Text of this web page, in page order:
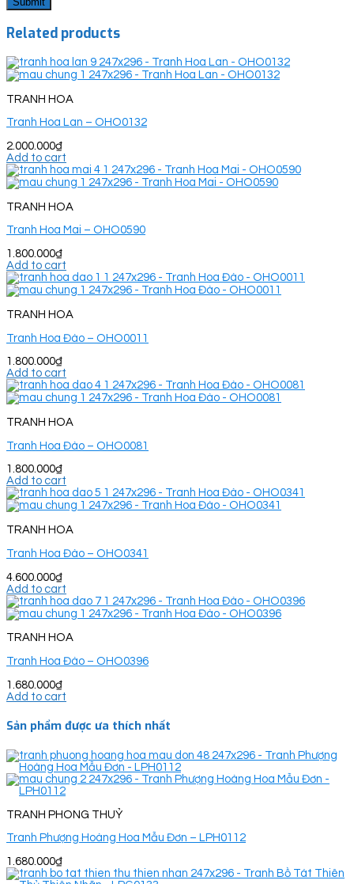
Related products
TRANH HOA
Tranh Hoa Lan – OHO0132
2.000.000₫
Add to cart
TRANH HOA
Tranh Hoa Mai – OHO0590
1.800.000₫
Add to cart
TRANH HOA
Tranh Hoa Đào – OHO0011
1.800.000₫
Add to cart
TRANH HOA
Tranh Hoa Đào – OHO0081
1.800.000₫
Add to cart
TRANH HOA
Tranh Hoa Đào – OHO0341
4.600.000₫
Add to cart
TRANH HOA
Tranh Hoa Đào – OHO0396
1.680.000₫
Add to cart
Sản phẩm được ưa thích nhất
TRANH PHONG THUỶ
Tranh Phượng Hoàng Hoa Mẫu Đơn – LPH0112
1.680.000₫